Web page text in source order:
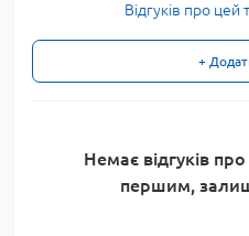
Відгуків про
+
Немає відгуків
першим,